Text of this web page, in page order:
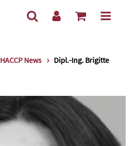
HACCP News
Dipl.-Ing. Brigitte